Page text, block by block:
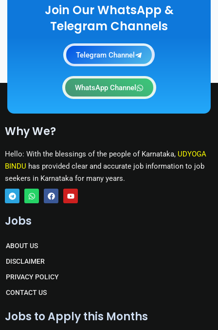
Join Our WhatsApp &
Telegram Channels
Telegram Channel
WhatsApp Channel
Why We?
Hello: With the blessings of the people of Karnataka, UDYOGA
BINDU has provided clear and accurate job information to job
seekers in Karnataka for many years.
T
l
r
a
m
W
a
a
p
p
F Y
Jobs
ABOUT US
DISCLAIMER
PRIVACY POLICY
CONTACT US
Jobs to Apply this Months